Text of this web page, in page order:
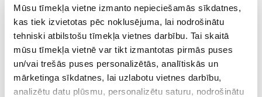
Mūsu tīmekļa vietne izmanto nepieciešamās sīkdatnes,
kas tiek izvietotas pēc noklusējuma, lai nodrošinātu
tehniski atbilstošu tīmekļa vietnes darbību. Tai skaitā
mūsu tīmekļa vietnē var tikt izmantotas pirmās puses
un/vai trešās puses personalizētās, analītiskās un
mārketinga sīkdatnes, lai uzlabotu vietnes darbību,
analizētu datu plūsmu, personalizētu saturu, nodrošinātu
7. Finishing the sentences – Teikumu pabeigšana
Grūtības pakāpe: vidēja
8. Demonstrative Pronouns, singular, plural –
Norādāmie vietniekvārdi, vienskaitlis un
daudzskaitlis
Grūtības pakāpe: vidēja